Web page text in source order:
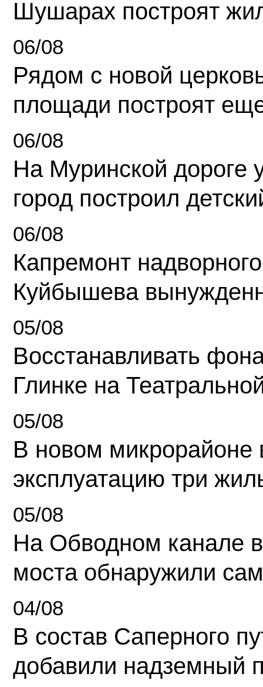
Шушарах построят
06/08
Рядом с новой
площади построят
06/08
На Муринской дороге
город построил
06/08
Капремонт
Куйбышева
05/08
Восстанавливать
Глинке на
05/08
В новом микрорайоне
эксплуатацию три
05/08
На Обводном канале
моста обнаружили
04/08
В состав Саперного
добавили надземный